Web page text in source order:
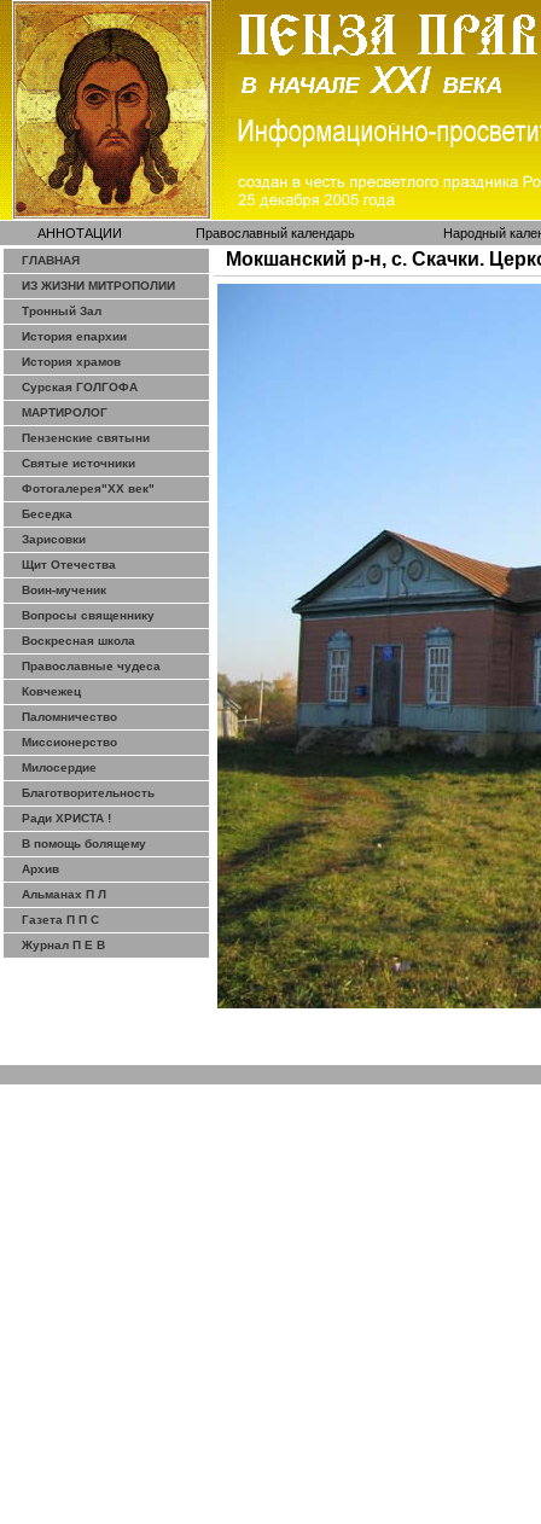
АННОТАЦИИ Православный календарь Народный
ГЛАВНАЯ
ИЗ ЖИЗНИ МИТРОПОЛИИ
Тронный Зал
История епархии
История храмов
Сурская ГОЛГОФА
МАРТИРОЛОГ
Пензенские святыни
Святые источники
Фотогалерея"ХХ век"
Беседка
Зарисовки
Щит Отечества
Воин-мученик
Вопросы священнику
Воскресная школа
Православные чудеса
Ковчежец
Паломничество
Миссионерство
Милосердие
Благотворительность
Ради ХРИСТА !
В помощь болящему
Архив
Альманах П Л
Газета П П С
Журнал П Е В
Мокшанский р-н, с. Скачки.